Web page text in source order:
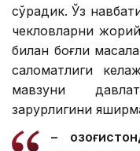
сўрадик. Ўз
чекловларни
билан боғлиқ
саломатлиги
мавзуни
зарурлигини
–